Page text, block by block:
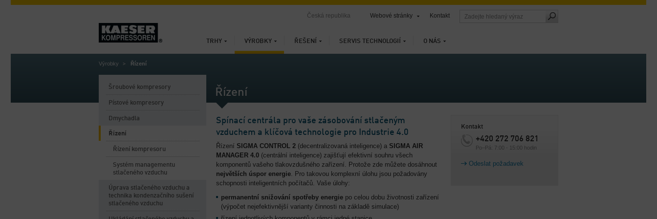
TRHY VÝROBKY ŘEŠENÍ SERVIS TECHNOLOGIÍ O NÁS
Česká republika Webové stránky Kontakt
Výrobky Řízení
Řízení
Šroubové kompresory
Pístové kompresory
Dmychadla
Řízení
Řízení kompresoru
Systém managementu
stlačeného vzduchu
Úprava stlačeného vzduchu a
technika kondenzačního sušení
stlačeného vzduchu
Spínací centrála pro vaše zásobování stlačeným
vzduchem a klíčová technologie pro Industrie 4.0
Řízení SIGMA CONTROL 2 (decentralizovaná inteligence) a SIGMA AIR
MANAGER 4.0 (centrální inteligence) zajišťují efektivní souhru všech
komponentů vašeho tlakovzdušného zařízení. Protože zde můžete dosáhnout
největších úspor energie. Pro takovou komplexní úlohu jsou požadovány
schopnosti inteligentních počítačů. Vaše úlohy:
permanentní snižování spotřeby energie po celou dobu životnosti zařízení
(výpočet nejefektivnější varianty činnosti na základě simulace)
Kontakt
+420 272 706 821
Po–Pá: 7:00 - 15:00 hodin
Odeslat požadavek